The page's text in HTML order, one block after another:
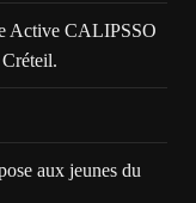
Active CALIPSSO
aux jeunes du